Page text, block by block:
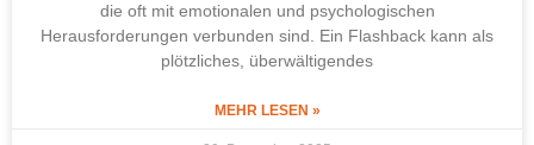
die oft mit emotionalen und psychologischen
Herausforderungen verbunden sind. Ein Flashback kann als
plötzliches, überwältigendes
MEHR LESEN »